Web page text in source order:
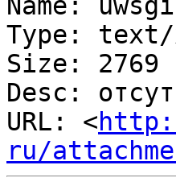
Name:
Type:
Size: 2769
Desc:
URL: <
ru/